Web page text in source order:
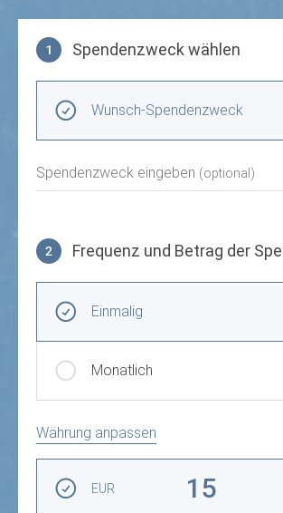
1 Spendenzweck wählen
Wunsch-Spendenzweck
Spendenzweck eingeben (optional)
2 Frequenz und Betrag der
Einmalig
Monatlich
Währung anpassen
EUR 15